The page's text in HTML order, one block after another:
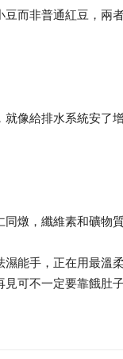
而非普通紅豆，兩
就像給排水系統安了
燉，纖維素和礦物
濕能手，正在用最溫
可不一定要靠餓肚子